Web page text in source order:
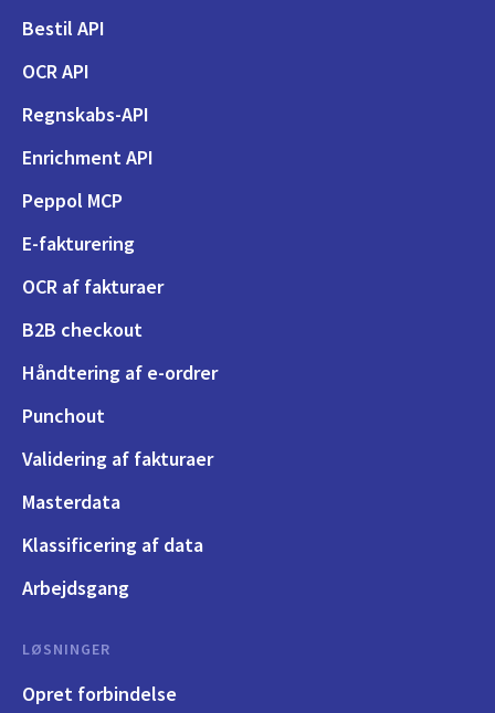
Bestil API
OCR API
Regnskabs-API
Enrichment API
Peppol MCP
E-fakturering
OCR af fakturaer
B2B checkout
Håndtering af e-ordrer
Punchout
Validering af fakturaer
Masterdata
Klassificering af data
Arbejdsgang
LØSNINGER
Opret forbindelse